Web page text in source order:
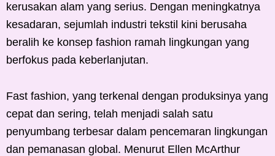
kerusakan alam yang serius. Dengan meningkatnya
kesadaran, sejumlah industri tekstil kini berusaha
beralih ke konsep fashion ramah lingkungan yang
berfokus pada keberlanjutan.
Fast fashion, yang terkenal dengan produksinya yang
cepat dan sering, telah menjadi salah satu
penyumbang terbesar dalam pencemaran lingkungan
dan pemanasan global. Menurut Ellen McArthur